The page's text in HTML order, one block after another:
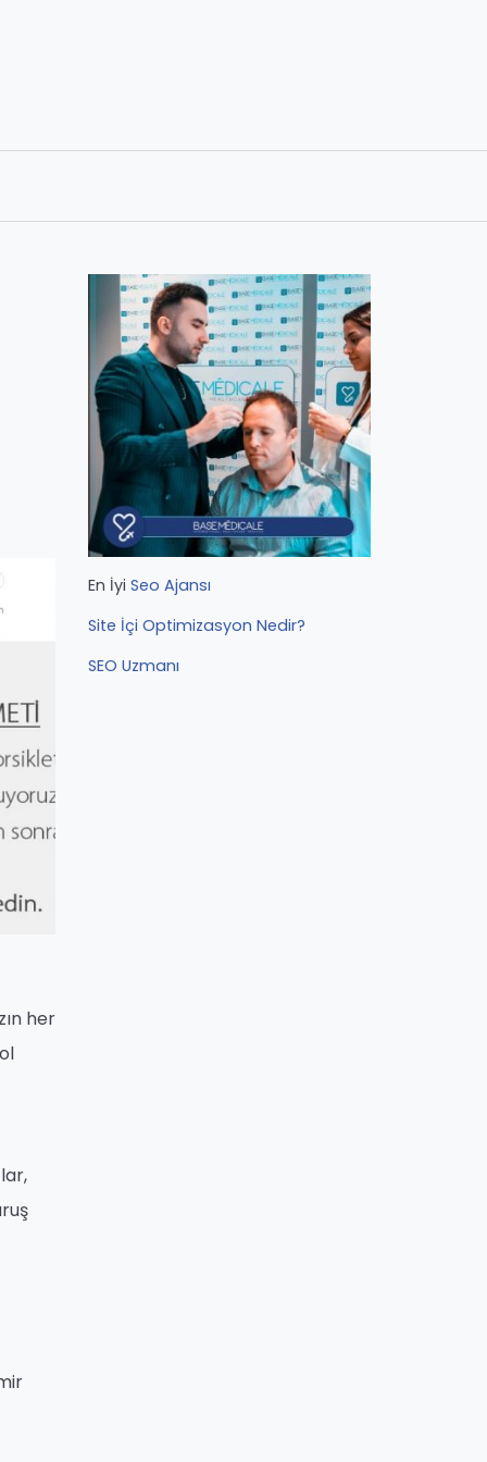
her
En İyi Seo Ajansı
Site İçi Optimizasyon Nedir?
SEO Uzmanı